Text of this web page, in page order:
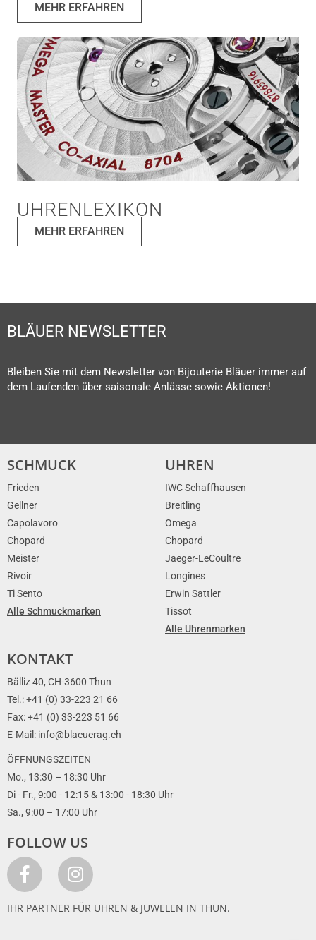
MEHR ERFAHREN
UHRENLEXIKON
MEHR ERFAHREN
BLÄUER NEWSLETTER
Bleiben Sie mit dem Newsletter von Bijouterie Bläuer immer auf
dem Laufenden über saisonale Anlässe sowie Aktionen!
SCHMUCK
Frieden
Gellner
Capolavoro
Chopard
Meister
Rivoir
Ti Sento
Alle Schmuckmarken
UHREN
IWC Schaffhausen
Breitling
Omega
Chopard
Jaeger-LeCoultre
Longines
Erwin Sattler
Tissot
Alle Uhrenmarken
KONTAKT
Bälliz 40, CH-3600 Thun
Tel.: +41 (0) 33-223 21 66
Fax: +41 (0) 33-223 51 66
E-Mail: info@blaeuerag.ch
ÖFFNUNGSZEITEN
Mo., 13:30 – 18:30 Uhr
Di - Fr., 9:00 - 12:15 & 13:00 - 18:30 Uhr
Sa., 9:00 – 17:00 Uhr
FOLLOW US
IHR PARTNER FÜR UHREN & JUWELEN IN THUN.